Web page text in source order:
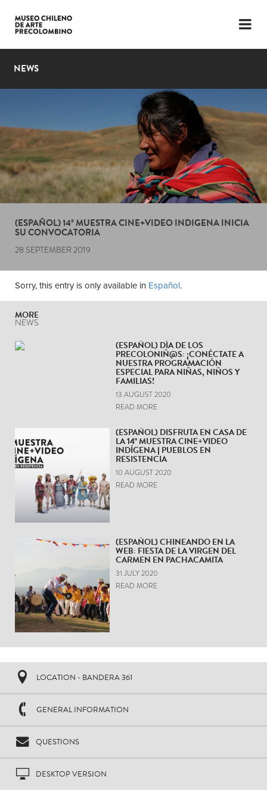
LANGUAGE
PLAN YOUR VISIT
EXHIBITIONS
COLLECTION
THE MUSEUM
NEWS
LATEST VIDEOS
NEWS
(ESPAÑOL) 14ª MUESTRA CINE+VIDEO INDIGENA INICIA
SU CONVOCATORIA
28 SEPTEMBER 2019
Sorry, this entry is only available in Español.
MORE
NEWS
(ESPAÑOL) DÍA DE LOS
PRECOLONIÑ@S: ¡CONÉCTATE A
NUESTRA PROGRAMACIÓN
ESPECIAL PARA NIÑAS, NIÑOS Y
FAMILIAS!
13 AUGUST 2020
READ MORE
(ESPAÑOL) DISFRUTA EN CASA DE
LA 14° MUESTRA CINE+VIDEO
INDÍGENA | PUEBLOS EN
RESISTENCIA
10 AUGUST 2020
READ MORE
(ESPAÑOL) CHINEANDO EN LA
WEB: FIESTA DE LA VIRGEN DEL
CARMEN EN PACHACAMITA
31 JULY 2020
READ MORE
LOCATION - BANDERA 361
GENERAL INFORMATION
QUESTIONS
DESKTOP VERSION